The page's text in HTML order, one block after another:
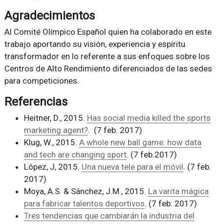
Agradecimientos
Al Comité Olímpico Español quien ha colaborado en este
trabajo aportando su visión, experiencia y espíritu
transformador en lo referente a sus enfoques sobre los
Centros de Alto Rendimiento diferenciados de las sedes
para competiciones.
Referencias
Heitner, D., 2015. Has social media killed the sports
marketing agent?. (7 feb. 2017)
Klug, W., 2015. A whole new ball game: how data
and tech are changing sport. (7 feb.2017)
López, J, 2015. Una nueva tele para el móvil. (7 feb.
2017)
Moya, A.S. & Sánchez, J.M., 2015. La varita mágica
para fabricar talentos deportivos. (7 feb. 2017)
Tres tendencias que cambiarán la industria del